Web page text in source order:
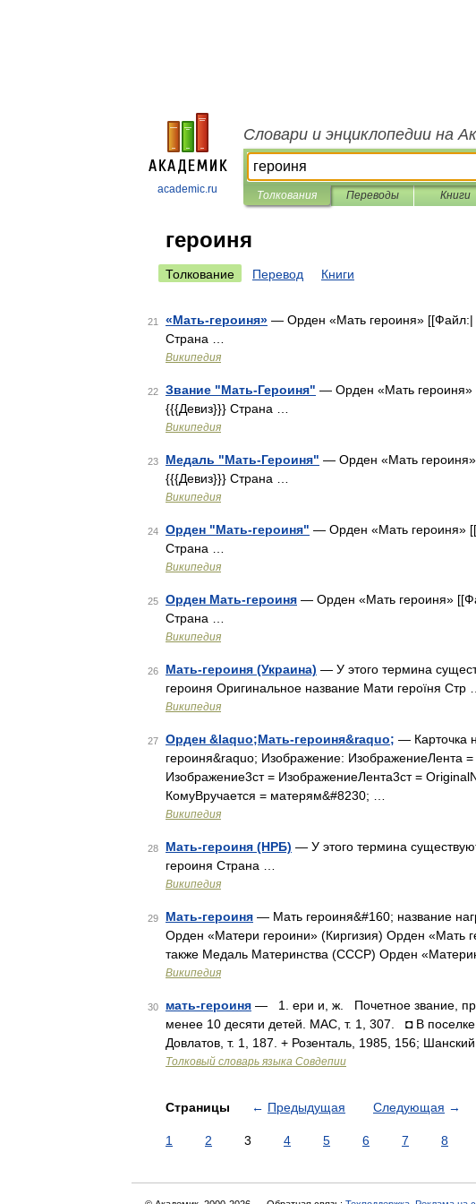
academic.ru
Словари и энциклопедии на
Толкования Переводы Книги
героиня
Толкование Перевод Книги
21 «Мать-героиня» — Орден «Мать героиня» [[Файл:|
Страна …
Википедия
22 Звание "Мать-Героиня" — Орден «Мать героиня»
{{{Девиз}}} Страна …
Википедия
23 Медаль "Мать-Героиня" — Орден «Мать
{{{Девиз}}} Страна …
Википедия
24 Орден "Мать-героиня" — Орден «Мать героиня»
Страна …
Википедия
25 Орден Мать-героиня — Орден «Мать героиня»
Страна …
Википедия
26 Мать-героиня (Украина) — У этого термина
героиня Оригинальное название Мати героїня Стр …
Википедия
27 Орден &laquo;Мать-героиня&raquo; — Карточка
героиня&raquo; Изображение: ИзображениеЛента
Изображение3ст = ИзображениеЛента3ст =
КомуВручается = матерям&#8230; …
Википедия
28 Мать-героиня (НРБ) — У этого термина
героиня Страна …
Википедия
29 Мать-героиня — Мать героиня&#160; название
Орден «Матери героини» (Киргизия) Орден «Мать
также Медаль Материнства (СССР) Орден
Википедия
30 мать-героиня — 1. ери и, ж. Почетное звание,
менее 10 десяти детей. МАС, т. 1, 307. ◘ В поселке
Довлатов, т. 1, 187. + Розенталь, 1985, 156;
Толковый словарь языка Совдепии
Страницы ← Предыдущая Следующая →
1 2 3 4 5 6 7 8